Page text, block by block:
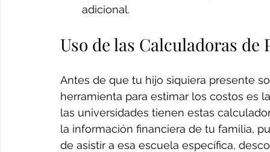
adicional.
Uso de las Calculadoras de
Antes de que tu hijo siquiera presente
herramienta para estimar los costos es
las universidades tienen estas
la información financiera de tu familia,
de asistir a esa escuela específica,